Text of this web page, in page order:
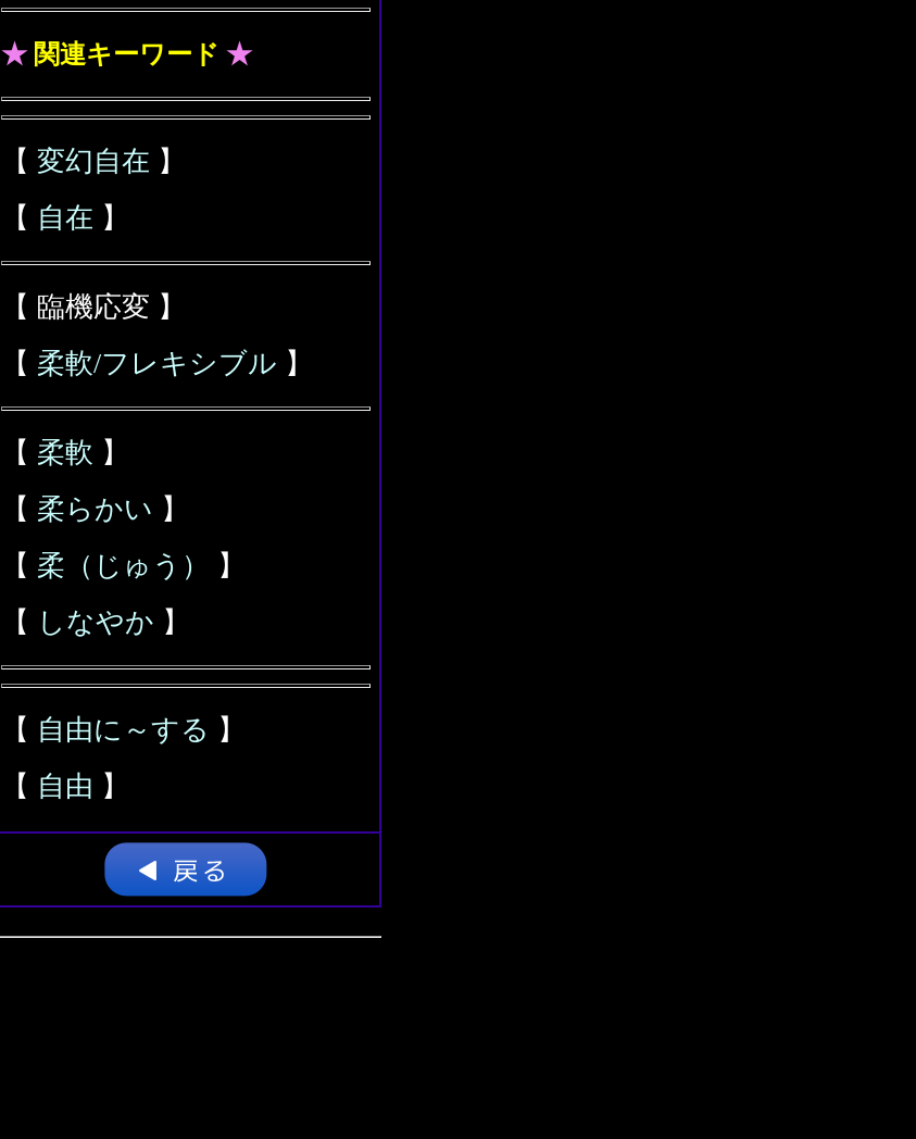
★ 関連キーワード ★
【 変幻自在 】
【 自在 】
【 臨機応変 】
【 柔軟/フレキシブル 】
【 柔軟 】
【 柔らかい 】
【 柔（じゅう）
】
【 しなやか 】
【 自由に～する 】
【 自由 】